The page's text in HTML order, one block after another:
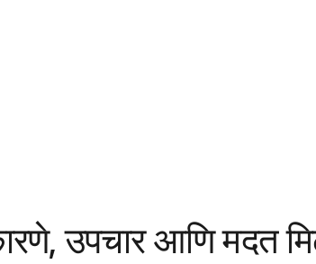
उपचार आणि मदत